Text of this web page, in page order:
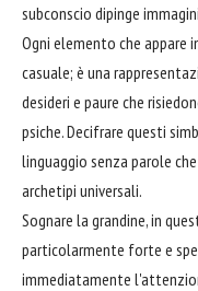
subconscio dipinge
Ogni elemento che appare
casuale; è una
desideri e paure che
psiche. Decifrare questi
linguaggio senza parole
archetipi universali.
Sognare la grandine, in
particolarmente forte e
immediatamente